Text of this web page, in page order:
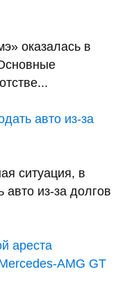
оказалась в
авто из-за
ситуация, в
авто из-за долгов
ареста
AMG GT